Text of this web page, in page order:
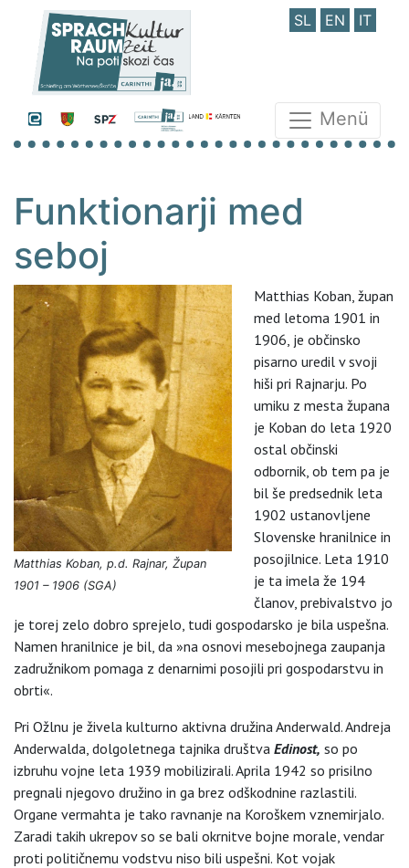
SL EN IT
Menü
Funktionarji med
seboj
Matthias Koban, p.d. Rajnar, Župan
1901 – 1906 (SGA)
Matthias Koban, župan
med letoma 1901 in
1906, je občinsko
pisarno uredil v svoji
hiši pri Rajnarju. Po
umiku z mesta župana
je Koban do leta 1920
ostal občinski
odbornik, ob tem pa je
bil še predsednik leta
1902 ustanovljene
Slovenske hranilnice in
posojilnice. Leta 1910
je ta imela že 194
članov, prebivalstvo jo
je torej zelo dobro sprejelo, tudi gospodarsko je bila uspešna.
Namen hranilnice je bil, da »na osnovi mesebojnega zaupanja
zadružnikom pomaga z denarnimi posojili pri gospodarstvu in
obrti«.
Pri Ožlnu je živela kulturno aktivna družina Anderwald. Andreja
Anderwalda, dolgoletnega tajnika društva Edinost, so po
izbruhu vojne leta 1939 mobilizirali. Aprila 1942 so prisilno
pregnali njegovo družino in ga brez odškodnine razlastili.
Organe vermahta je tako ravnanje na Koroškem vznemirjalo.
Zaradi takih ukrepov so se bali okrnitve bojne morale, vendar
proti političnemu vodstvu niso bili uspešni. Kot vojak